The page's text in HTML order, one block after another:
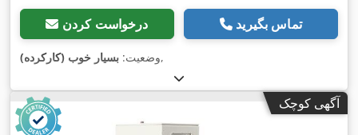
درخواست کردن تماس بگیرید
وضعیت: بسیار خوب (کارکرده) ,
آگهی کوچک